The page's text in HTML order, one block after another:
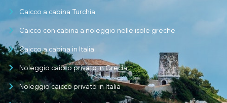
Caicco a cabina Turchia
Caicco con cabina a noleggio nelle isole greche
Caicco a cabina in Italia
Noleggio caicco privato in Grecia
Noleggio caicco privato in Italia